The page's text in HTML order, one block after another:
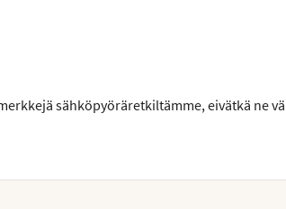
sähköpyöräretkiltämme, eivätkä ne